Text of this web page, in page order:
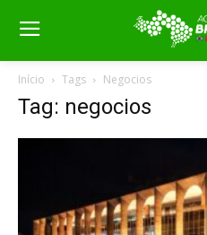
Início Tags Negocios
Tag: negocios